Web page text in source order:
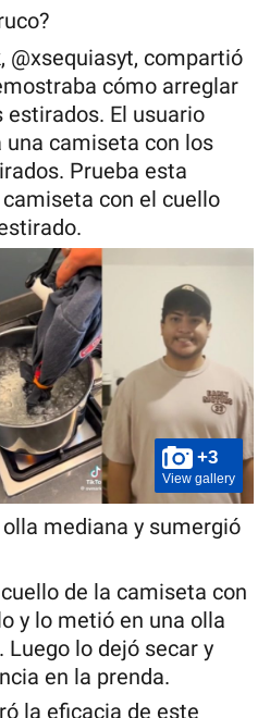
@xsequiasyt, compartió
cómo arreglar
El usuario
camiseta con los
Prueba esta
con el cuello
+3
View gallery
mediana y sumergió
de la camiseta con
y lo metió en una olla
lo dejó secar y
en la prenda.
la eficacia de este